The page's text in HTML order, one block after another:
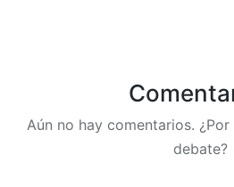
Aún no hay comentarios.
debate?